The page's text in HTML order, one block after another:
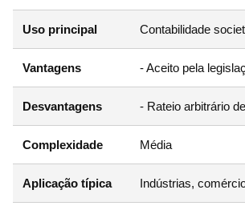
Uso principal Contabilidade
Vantagens - Aceito pela
Desvantagens - Rateio arbitrário
Complexidade Média
Aplicação típica Indústrias,